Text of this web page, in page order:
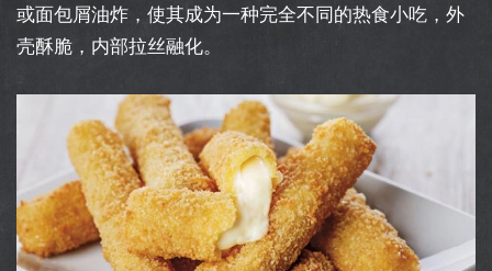
或面包屑油炸，使其成为一种完全不同的热食小吃，外
壳酥脆，内部拉丝融化。